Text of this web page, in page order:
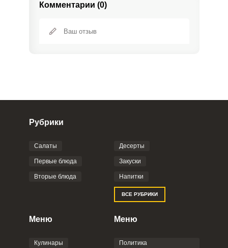
Комментарии (0)
Фото до 4 шт, до 5 mb
Отправляя эту форму, вы соглашаетесь с
Политикой
Пользовательским
соглашением
Рубрики
Салаты
Первые блюда
Вторые блюда
Десерты
Закуски
Напитки
ВСЕ РУБРИКИ
Меню
Кулинары
Меню
Политика